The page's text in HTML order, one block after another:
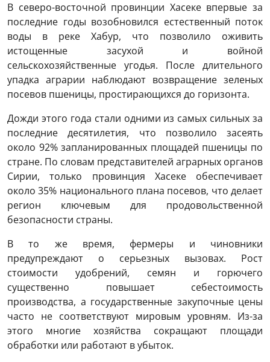
В северо-восточной провинции Хасеке впервые за
последние годы возобновился естественный поток
воды в реке Хабур, что позволило оживить
истощенные засухой и войной
сельскохозяйственные угодья. После длительного
упадка аграрии наблюдают возвращение зеленых
посевов пшеницы, простирающихся до горизонта.
Дожди этого года стали одними из самых сильных за
последние десятилетия, что позволило засеять
около 92% запланированных площадей пшеницы по
стране. По словам представителей аграрных органов
Сирии, только провинция Хасеке обеспечивает
около 35% национального плана посевов, что делает
регион ключевым для продовольственной
безопасности страны.
В то же время, фермеры и чиновники
предупреждают о серьезных вызовах. Рост
стоимости удобрений, семян и горючего
существенно повышает себестоимость
производства, а государственные закупочные цены
часто не соответствуют мировым уровням. Из-за
этого многие хозяйства сокращают площади
обработки или работают в убыток.